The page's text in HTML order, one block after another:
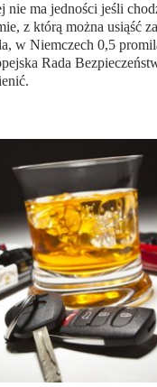
nie ma jedności jeśli
z którą można usiąść
w Niemczech 0,5
Rada